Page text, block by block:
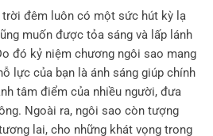
trời đêm luôn có một sức hút kỳ lạ
muốn được tỏa sáng và lấp lánh
đó kỷ niệm chương ngôi sao mang
lực của bạn là ánh sáng giúp chính
tâm điểm của nhiều người, đưa
Ngoài ra, ngôi sao còn tượng
lai, cho những khát vọng trong